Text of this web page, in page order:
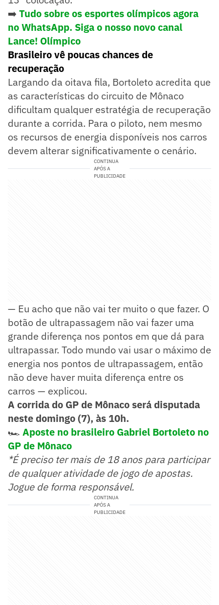
➡️ Tudo sobre os esportes olímpicos agora
no WhatsApp. Siga o nosso novo canal
Lance! Olímpico
Brasileiro vê poucas chances de
recuperação
Largando da oitava fila, Bortoleto acredita que
as características do circuito de Mônaco
dificultam qualquer estratégia de recuperação
durante a corrida. Para o piloto, nem mesmo
os recursos de energia disponíveis nos carros
devem alterar significativamente o cenário.
CONTINUA
APÓS A
PUBLICIDADE
— Eu acho que não vai ter muito o que fazer. O
botão de ultrapassagem não vai fazer uma
grande diferença nos pontos em que dá para
ultrapassar. Todo mundo vai usar o máximo de
energia nos pontos de ultrapassagem, então
não deve haver muita diferença entre os
carros — explicou.
A corrida do GP de Mônaco será disputada
neste domingo (7), às 10h.
🏎️ Aposte no brasileiro Gabriel Bortoleto no
GP de Mônaco
*É preciso ter mais de 18 anos para participar
de qualquer atividade de jogo de apostas.
Jogue de forma responsável.
CONTINUA
APÓS A
PUBLICIDADE